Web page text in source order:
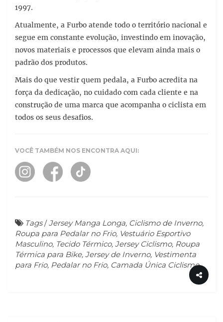
1997.
Atualmente, a Furbo atende todo o território nacional e
segue em constante evolução, investindo em inovação,
novos materiais e processos que elevam ainda mais o
padrão dos produtos.
Mais do que vestir quem pedala, a Furbo acredita na
força da dedicação, no cuidado com cada cliente e na
construção de uma marca que acompanha o ciclista em
todos os seus desafios.
VOCÊ TAMBÉM NOS ENCONTRA AQUI:
Tags/Jersey Manga Longa, Ciclismo de Inverno,
Roupa para Pedalar no Frio, Vestuário Esportivo
Masculino, Tecido Térmico, Jersey Ciclismo, Roupa
Térmica para Bike, Jersey de Inverno, Vestimenta
para Frio, Pedalar no Frio, Camada Única Ciclismo